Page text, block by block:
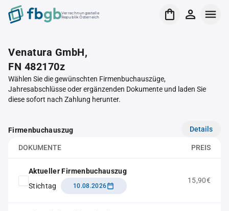
Verrechnungsstelle
Republik Österreich
Venatura GmbH,
FN 482170z
Wählen Sie die gewünschten Firmenbuchauszüge,
Jahresabschlüsse oder ergänzenden Dokumente und laden Sie
diese sofort nach Zahlung herunter.
Firmenbuchauszug Details
DOKUMENTE PREIS
Aktueller Firmenbuchauszug
Stichtag
10.08.2026
15,90€